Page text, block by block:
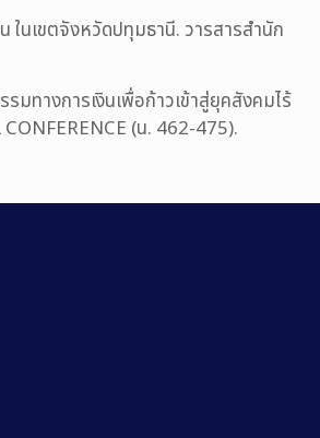
ในเขตจังหวัดปทุมธานี. วารสารสำนัก
มทางการเงินเพื่อก้าวเข้าสู่ยุคสังคมไร้
(น. 462-475).